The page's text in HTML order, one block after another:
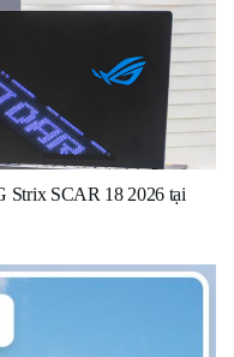
Strix SCAR 18 2026 tại